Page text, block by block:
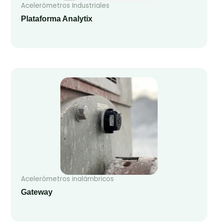
Acelerómetros Industriales
Plataforma Analytix
Acelerómetros inalámbricos
Gateway